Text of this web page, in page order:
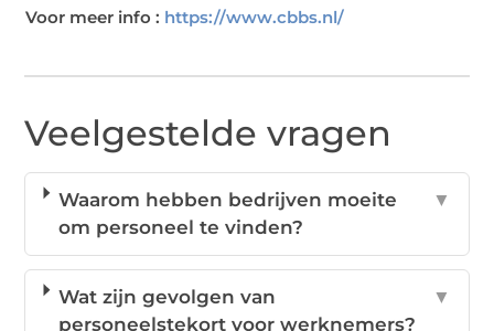
Voor meer info : https://www.cbbs.nl/
Veelgestelde vragen
Waarom hebben bedrijven moeite
om personeel te vinden?
▼
Wat zijn gevolgen van
personeelstekort voor werknemers?
▼